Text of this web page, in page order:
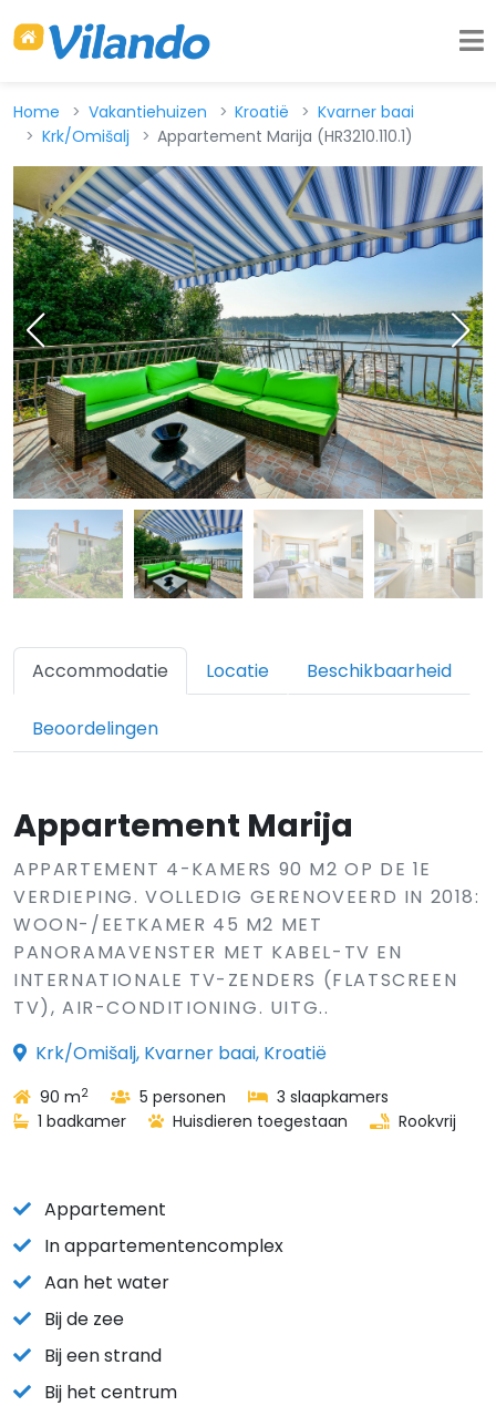
Home Vakantiehuizen Kroatië
Kvarner baai
Krk/Omišalj
Appartement Marija (HR3210.110.1)
Accommodatie Locatie Beschikbaarheid
Beoordelingen
Appartement Marija
APPARTEMENT 4-KAMERS 90 M2 OP DE 1E
VERDIEPING. VOLLEDIG GERENOVEERD IN 2018:
WOON-/EETKAMER 45 M2 MET
PANORAMAVENSTER MET KABEL-TV EN
INTERNATIONALE TV-ZENDERS (FLATSCREEN
TV), AIR-CONDITIONING. UITG..
Krk/Omišalj, Kvarner baai, Kroatië
90 m2 5 personen
3 slaapkamers
1 badkamer
Huisdieren toegestaan Rookvrij
Appartement
In appartementencomplex
Aan het water
Bij de zee
Bij een strand
Bij het centrum